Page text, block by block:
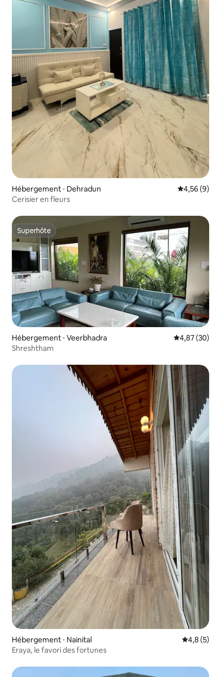
Hébergement ⋅ Dehradun Évaluation
4,56 (9)
Cerisier en fleurs
Superhôte
Superhôte
Hébergement ⋅ Veerbhadra Évaluation
4,87 (30)
Shreshtham
Hébergement ⋅ Nainital Évaluation
4,8 (5)
Eraya, le favori des fortunes